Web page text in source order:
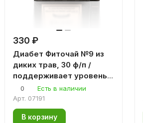
330 ₽
Диабет Фиточай №9 из
диких трав, 30 ф/п /
поддерживает уровень
сахара / диабетикам /
контроль сладкого
0
Есть в наличии
Арт. 07191
В корзину